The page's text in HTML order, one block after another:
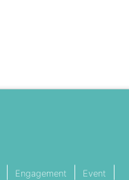
Engagement
Event